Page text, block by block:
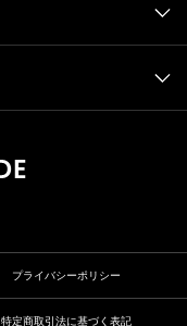
プライバシーポリシー
特定商取引法に基づく表記